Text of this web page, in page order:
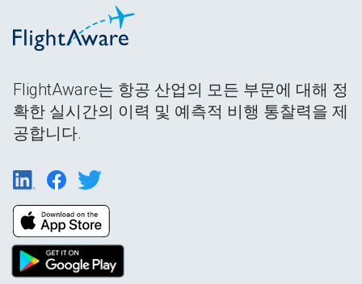
FlightAware는 항공 산업의 모든 부문에 대해 정
확한 실시간의 이력 및 예측적 비행 통찰력을 제
공합니다.